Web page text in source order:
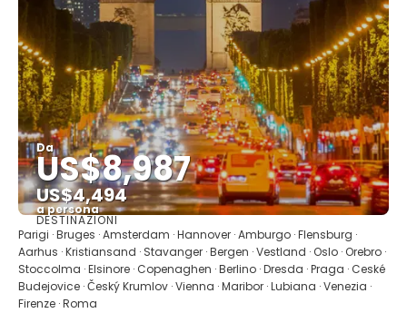
Da
US$8,987
US$4,494
a persona
Vedere
DESTINAZIONI
Parigi · Bruges · Amsterdam · Hannover · Amburgo · Flensburg ·
Aarhus · Kristiansand · Stavanger · Bergen · Vestland · Oslo · Orebro ·
Stoccolma · Elsinore · Copenaghen · Berlino · Dresda · Praga · Ceské
Budejovice · Český Krumlov · Vienna · Maribor · Lubiana · Venezia ·
Firenze · Roma